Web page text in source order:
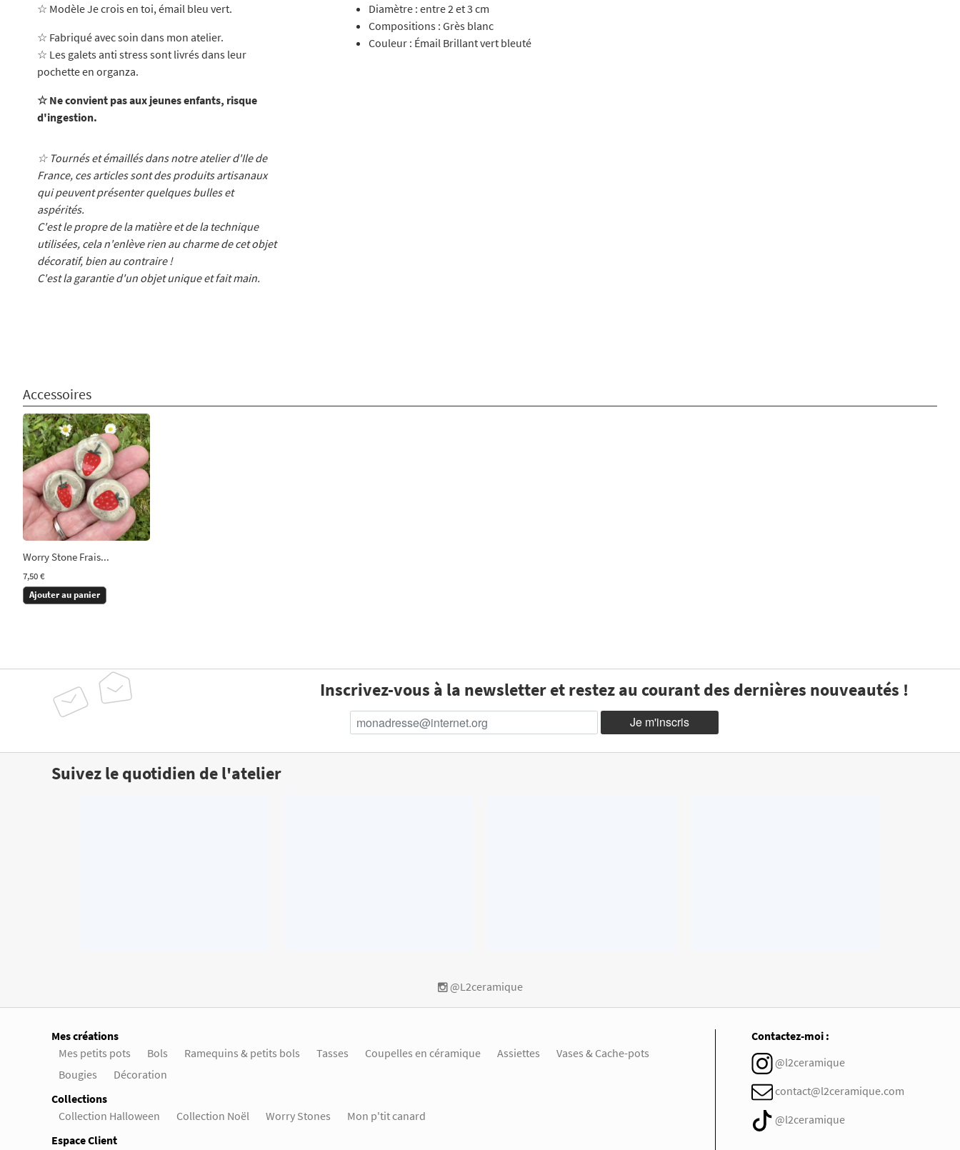
☆ Modèle Je crois en toi, émail bleu vert.
☆ Fabriqué avec soin dans mon atelier.
☆ Les galets anti stress sont livrés dans leur
pochette en organza.
☆ Ne convient pas aux jeunes enfants, risque
d'ingestion.
☆ Tournés et émaillés dans notre atelier d'Ile de
France, ces articles sont des produits artisanaux
qui peuvent présenter quelques bulles et
aspérités.
C'est le propre de la matière et de la technique
utilisées, cela n'enlève rien au charme de cet objet
décoratif, bien au contraire !
C'est la garantie d'un objet unique et fait main.
Diamètre : entre 2 et 3 cm
Compositions : Grès blanc
Couleur : Émail Brillant vert bleuté
Accessoires
Worry Stone Frais...
7,50 €
Ajouter au panier
Inscrivez-vous à la newsletter et restez au courant des dernières nouveautés !
Suivez le quotidien de l'atelier
@L2ceramique
Mes créations
Mes petits pots
Bols Ramequins & petits bols Tasses Coupelles en céramique Assiettes
Vases & Cache-pots
Bougies
Décoration
Collections
Collection Halloween
Collection Noël Worry Stones
Mon p'tit canard
Espace Client
Contactez-moi :
@l2ceramique
contact@l2ceramique.com
@l2ceramique